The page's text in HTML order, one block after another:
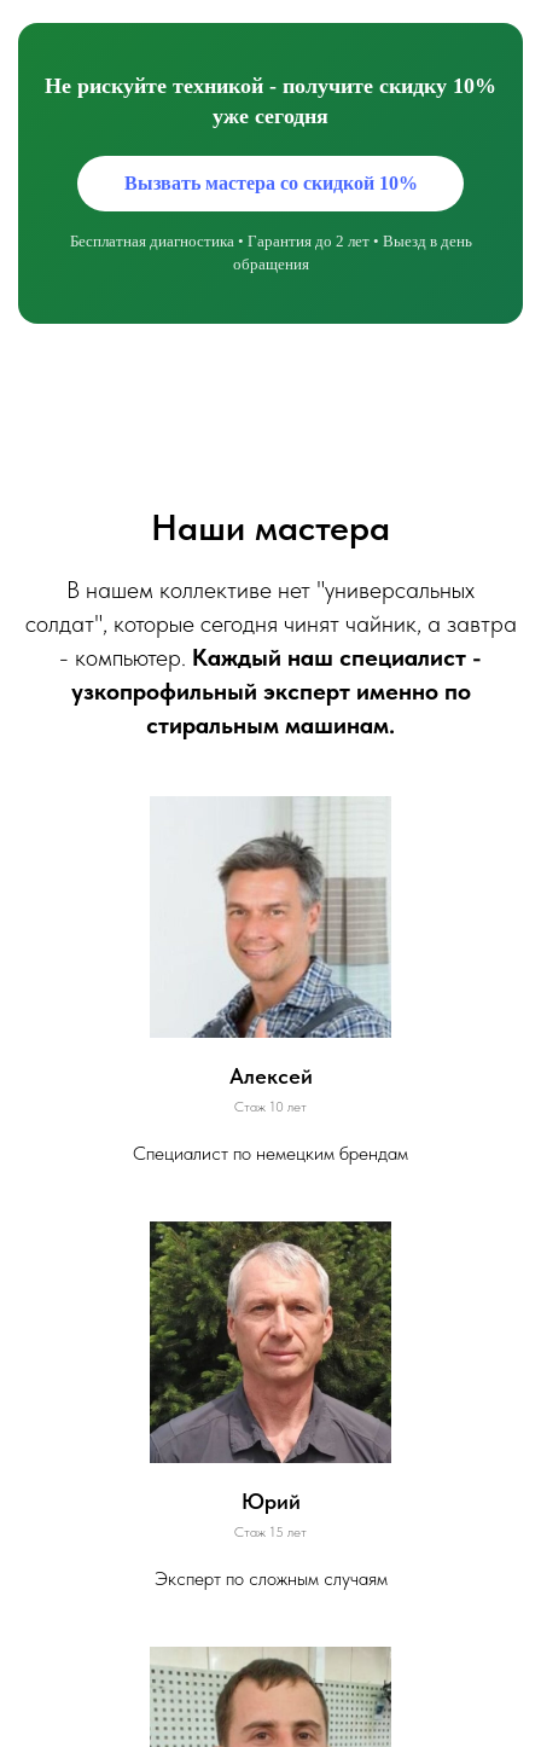
Не рискуйте техникой - получите скидку 10%
уже сегодня
Вызвать мастера со скидкой 10%
Бесплатная диагностика • Гарантия до 2 лет • Выезд в день
обращения
Наши мастера
В нашем коллективе нет "универсальных
солдат", которые сегодня чинят чайник, а завтра
- компьютер. Каждый наш специалист -
узкопрофильный эксперт именно по
стиральным машинам.
Алексей
Стаж 10 лет
Специалист по немецким брендам
Юрий
Стаж 15 лет
Эксперт по сложным случаям